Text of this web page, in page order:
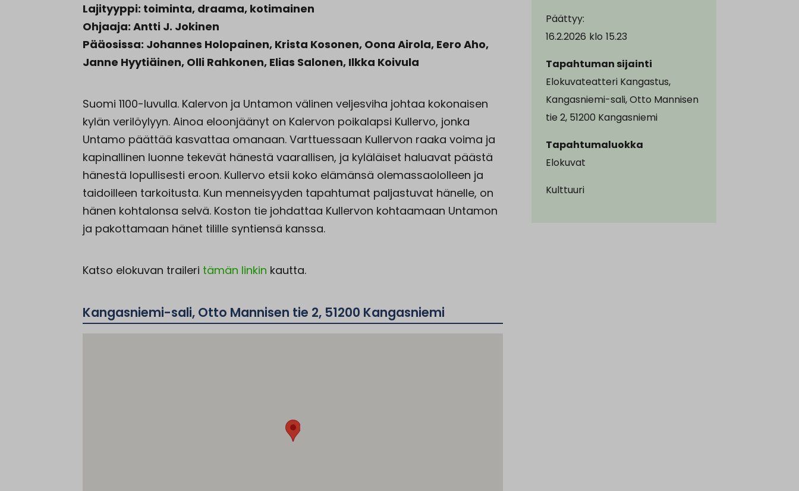
Lajityyppi: toiminta, draama, kotimainen
Ohjaaja: Antti J. Jokinen
Pääosissa: Johannes Holopainen, Krista Kosonen, Oona Airola, Eero Aho,
Janne Hyytiäinen, Olli Rahkonen, Elias Salonen, Ilkka Koivula
Suomi 1100-luvulla. Kalervon ja Untamon välinen veljesviha johtaa kokonaisen
kylän verilöylyyn. Ainoa eloonjäänyt on Kalervon poikalapsi Kullervo, jonka
Untamo päättää kasvattaa omanaan. Varttuessaan Kullervon raaka voima ja
kapinallinen luonne tekevät hänestä vaarallisen, ja kyläläiset haluavat päästä
hänestä lopullisesti eroon. Kullervo etsii koko elämänsä olemassaololleen ja
taidoilleen tarkoitusta. Kun menneisyyden tapahtumat paljastuvat hänelle, on
hänen kohtalonsa selvä. Koston tie johdattaa Kullervon kohtaamaan Untamon
ja pakottamaan hänet tilille syntiensä kanssa.
Katso elokuvan traileri tämän linkin kautta.
Kangasniemi-sali, Otto Mannisen tie 2, 51200 Kangasniemi
Päättyy:
16.2.2026 klo 15.23
Tapahtuman sijainti
Elokuvateatteri Kangastus,
Kangasniemi-sali, Otto Mannisen
tie 2, 51200 Kangasniemi
Tapahtumaluokka
Elokuvat
Kulttuuri